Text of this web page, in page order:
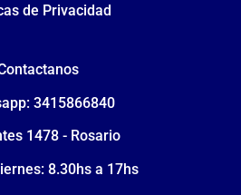
de Privacidad
3415866840
1478 - Rosario
8.30hs a 17hs